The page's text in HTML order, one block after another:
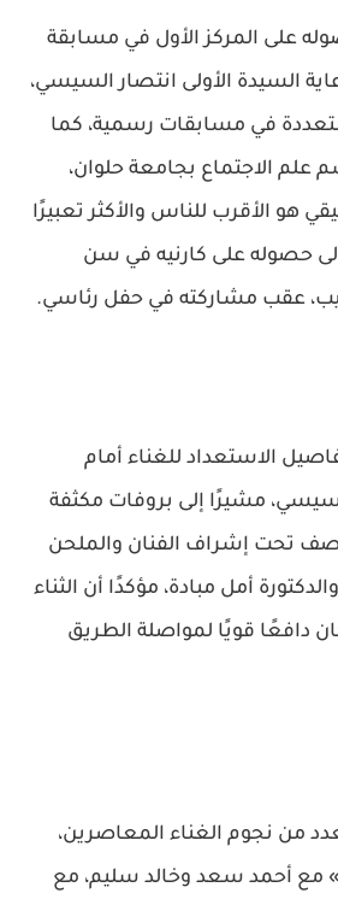
على المركز الأول في مسابقة
السيدة الأولى انتصار السيسي،
في مسابقات رسمية، كما
الاجتماع بجامعة حلوان،
هو الأقرب للناس والأكثر تعبيرًا
حصوله على كارنيه في سن
عقب مشاركته في حفل رئاسي.
الاستعداد للغناء أمام
مشيرًا إلى بروفات مكثفة
تحت إشراف الفنان والملحن
أمل مبادة، مؤكدًا أن الثناء
دافعًا قويًا لمواصلة الطريق
من نجوم الغناء المعاصرين،
مع أحمد سعد وخالد سليم، مع